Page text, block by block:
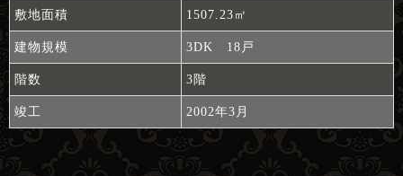
敷地面積 1507.23㎡
建物規模 3DK 18戸
階数 3階
竣工 2002年3月